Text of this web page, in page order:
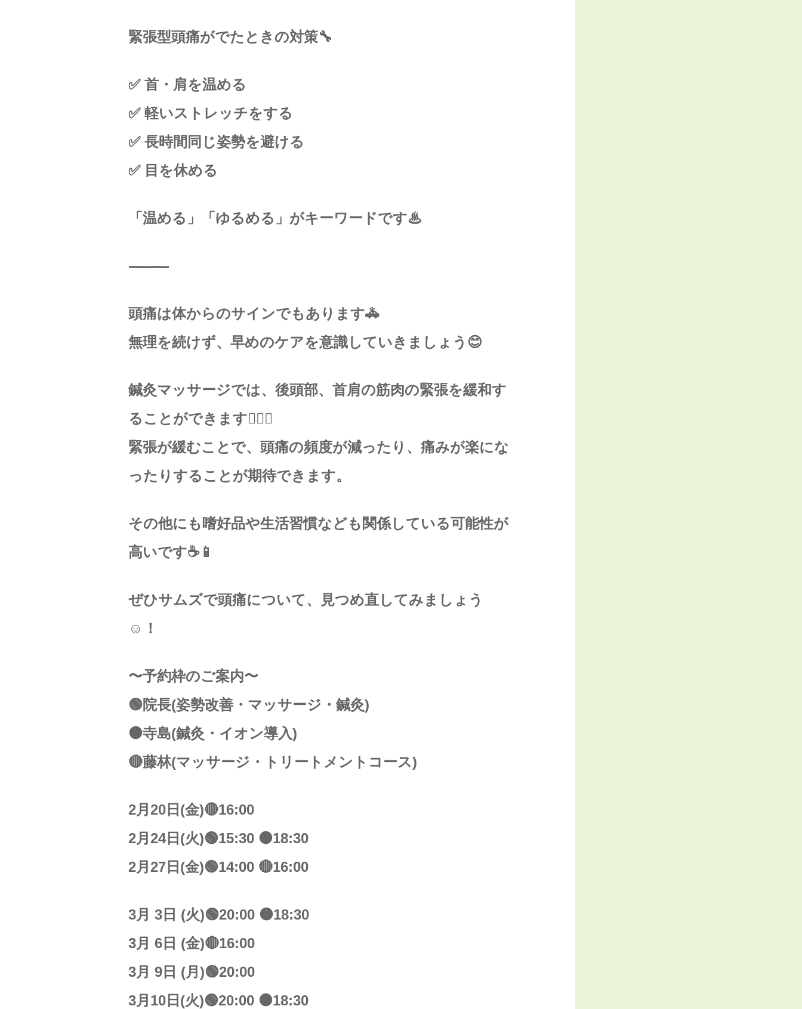
緊張型頭痛がでたときの対策🔧
✅ 首・肩を温める
✅ 軽いストレッチをする
✅ 長時間同じ姿勢を避ける
✅ 目を休める
「温める」「ゆるめる」がキーワードです♨
⸻
頭痛は体からのサインでもあります🚓
無理を続けず、早めのケアを意識していきましょう😊
鍼灸マッサージでは、後頭部、首肩の筋肉の緊張を緩和す
ることができます💆‍♀️✨️
緊張が緩むことで、頭痛の頻度が減ったり、痛みが楽にな
ったりすることが期待できます。
その他にも嗜好品や生活習慣なども関係している可能性が
高いです☕️📱
ぜひサムズで頭痛について、見つめ直してみましょう
☺️！
〜予約枠のご案内〜
🟢院長(姿勢改善・マッサージ・鍼灸)
🟠寺島(鍼灸・イオン導入)
🔴藤林(マッサージ・トリートメントコース)
2月20日(金)🔴16:00
2月24日(火)🟢15:30 🟠18:30
2月27日(金)🟢14:00 🔴16:00
3月 3日 (火)🟢20:00 🟠18:30
3月 6日 (金)🔴16:00
3月 9日 (月)🟢20:00
3月10日(火)🟢20:00 🟠18:30